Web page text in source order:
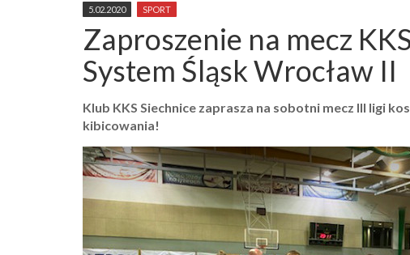
5.02.2020 SPORT
Zaproszenie na mecz
System Śląsk Wrocław II
Klub KKS Siechnice zaprasza na sobotni mecz III ligi
kibicowania!